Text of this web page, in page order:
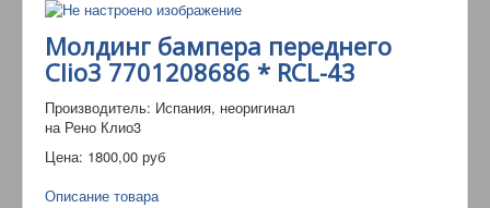
Молдинг бампера переднего
Clio3 7701208686 * RCL-43
Производитель: Испания, неоригинал
на Рено Клио3
Цена: 1800,00 руб
Описание товара